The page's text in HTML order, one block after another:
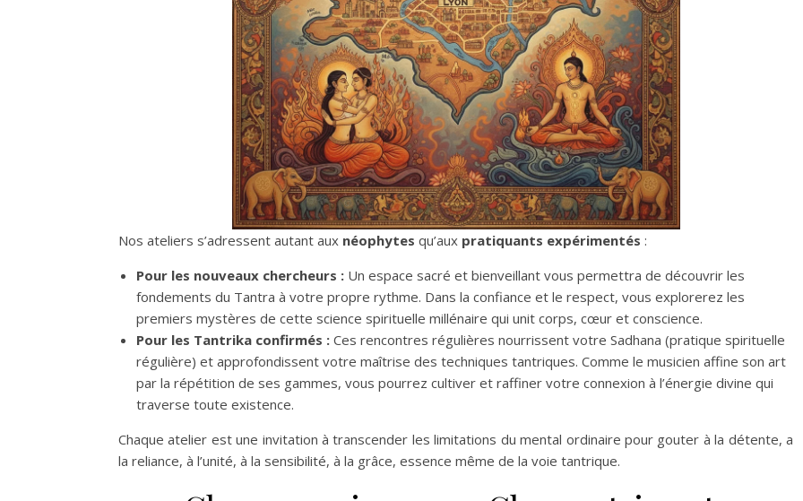
Nos ateliers s’adressent autant aux néophytes qu’aux pratiquants expérimentés :
Pour les nouveaux chercheurs : Un espace sacré et bienveillant vous permettra de découvrir les
fondements du Tantra à votre propre rythme. Dans la confiance et le respect, vous explorerez les
premiers mystères de cette science spirituelle millénaire qui unit corps, cœur et conscience.
Pour les Tantrika confirmés : Ces rencontres régulières nourrissent votre Sadhana (pratique spirituelle
régulière) et approfondissent votre maîtrise des techniques tantriques. Comme le musicien affine son art
par la répétition de ses gammes, vous pourrez cultiver et raffiner votre connexion à l’énergie divine qui
traverse toute existence.
Chaque atelier est une invitation à transcender les limitations du mental ordinaire pour gouter à la détente, a
la reliance, à l’unité, à la sensibilité, à la grâce, essence même de la voie tantrique.